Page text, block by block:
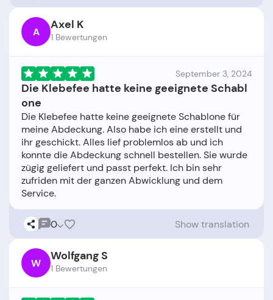
A Axel K
1 Bewertungen
September 3, 2024
Die Klebefee hatte keine geeignete Schabl
one
Die Klebefee hatte keine geeignete Schablone für
meine Abdeckung. Also habe ich eine erstellt und
ihr geschickt. Alles lief problemlos ab und ich
konnte die Abdeckung schnell bestellen. Sie wurde
zügig geliefert und passt perfekt. Ich bin sehr
zufriden mit der ganzen Abwicklung und dem
0 Show translation
W Wolfgang S
1 Bewertungen